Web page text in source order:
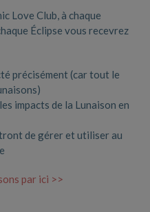
Love Club, à chaque
Éclipse vous recevrez
précisément (car tout le
impacts de la Lunaison en
de gérer et utiliser au
par ici >>